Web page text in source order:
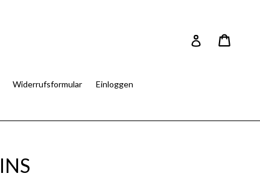
Einloggen
Widerrufsformular Einloggen